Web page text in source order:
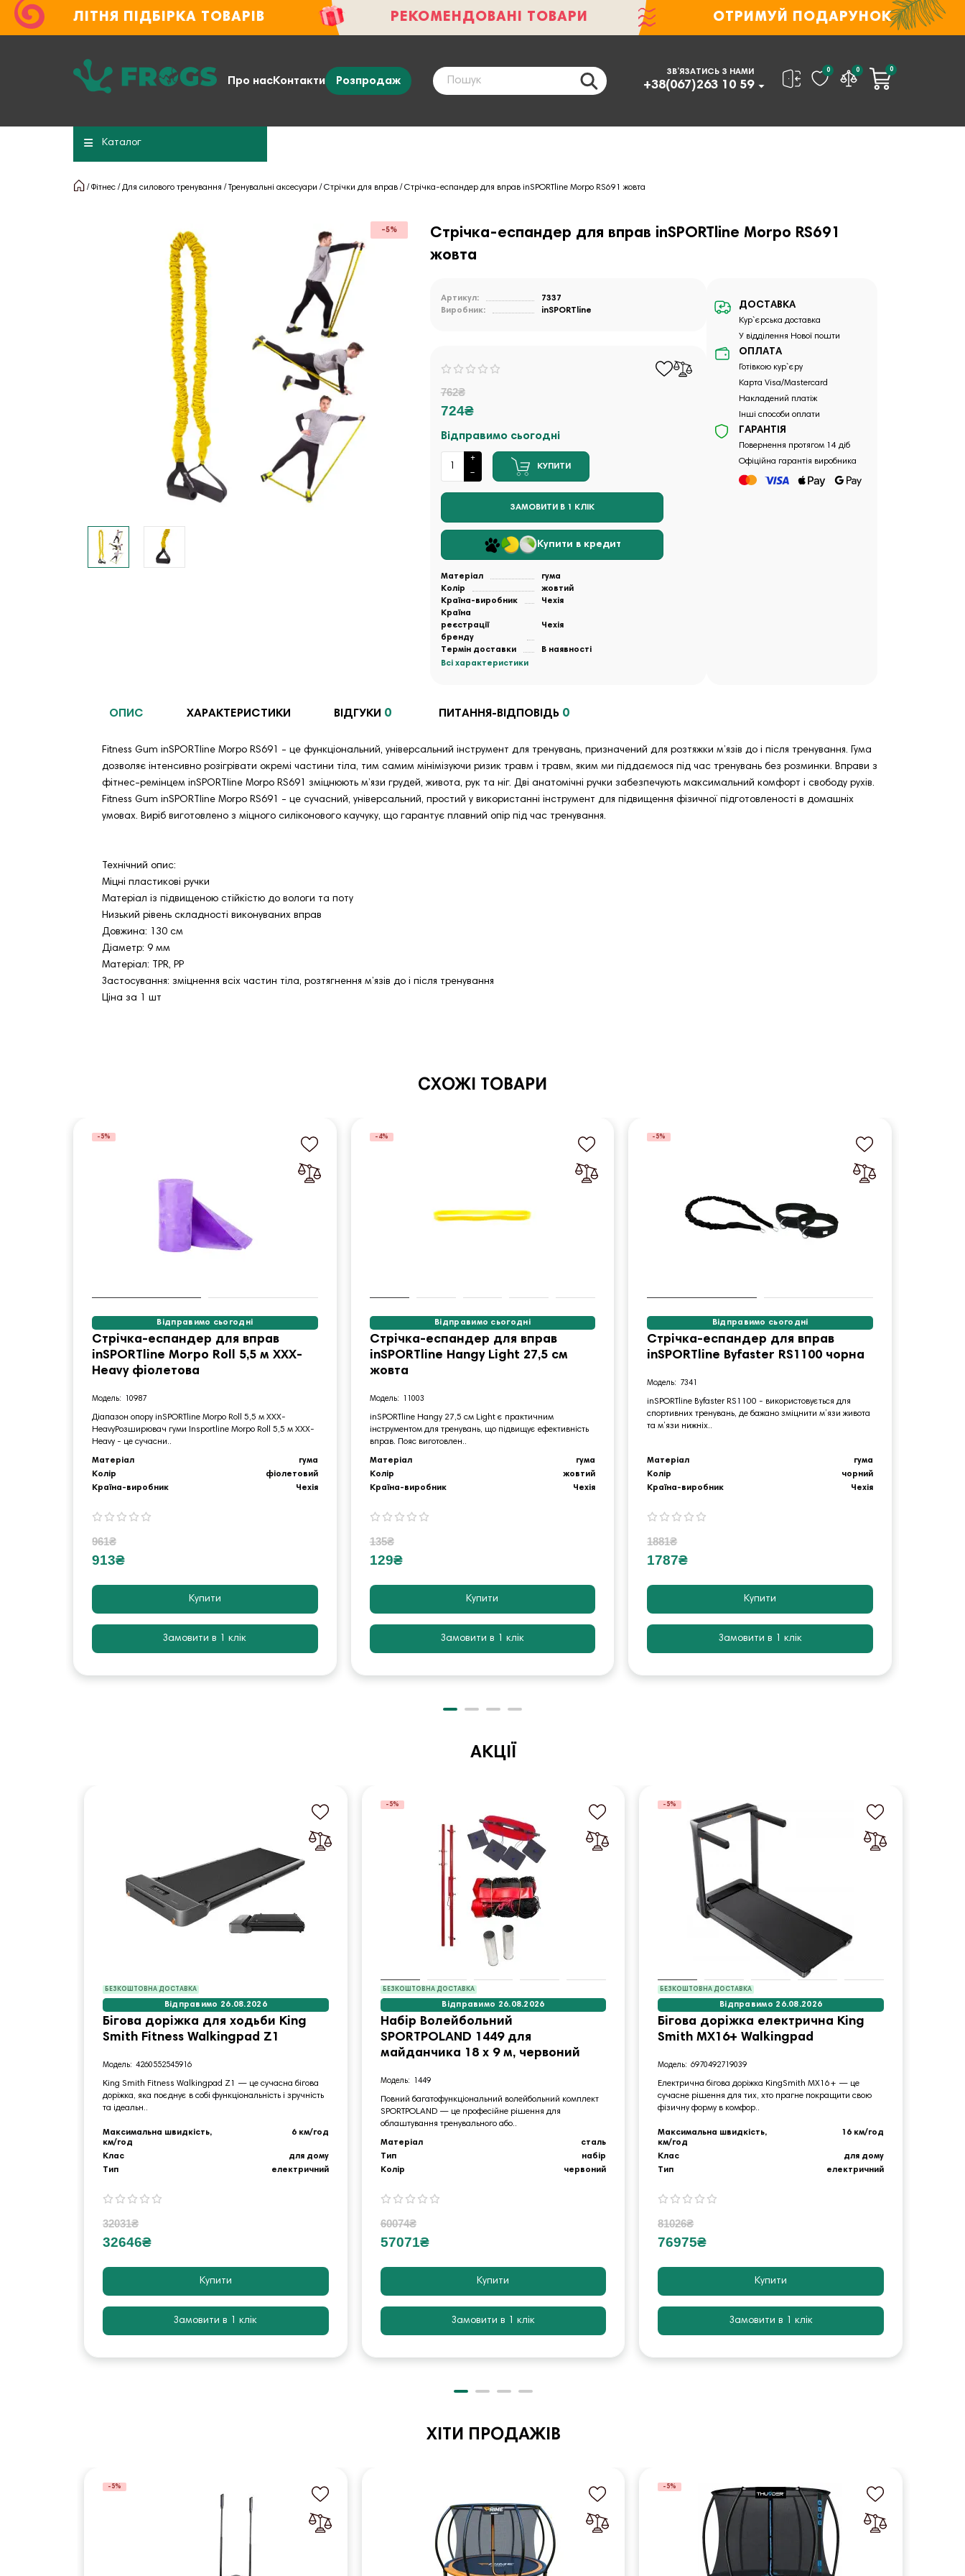
ЛІТНЯ ПІДБІРКА ТОВАРІВ РЕКОМЕНДОВАНІ ТОВАРИ ОТРИМУЙ ПОДАРУНОК
Про насКонтакти Розпродаж
ЗВ’ЯЗАТИСЬ З НАМИ
+38(067)263 10 59
0 0 0
Каталог
Фітнес Для силового тренування Тренувальні аксесуари Стрічки для вправ Стрічка-еспандер для вправ inSPORTline Morpo RS691 жовта
-5%
Стрічка-еспандер для вправ inSPORTline Morpo RS691
жовта
Артикул:
7337
Виробник:
inSPORTline
762₴
724₴
Відправимо сьогодні
КУПИТИ
ЗАМОВИТИ В 1 КЛІК
Купити в кредит
Матеріал
гума
Колір
жовтий
Країна-виробник
Чехія
Країна
реєстрації
бренду
Чехія
Термін доставки
В наявності
Всі характеристики
ДОСТАВКА
Кур`єрська доставка
У відділення Нової пошти
ОПЛАТА
Готівкою кур`єру
Карта Visa/Mastercard
Накладений платіж
Інші способи оплати
ГАРАНТІЯ
Повернення протягом 14 діб
Офіційна гарантія виробника
ОПИС ХАРАКТЕРИСТИКИ ВІДГУКИ 0 ПИТАННЯ-ВІДПОВІДЬ 0
Fitness Gum inSPORTline Morpo RS691 - це функціональний, універсальний інструмент для тренувань, призначений для розтяжки м’язів до і після тренування. Гума
дозволяє інтенсивно розігрівати окремі частини тіла, тим самим мінімізуючи ризик травм і травм, яким ми піддаємося під час тренувань без розминки. Вправи з
фітнес-ремінцем inSPORTline Morpo RS691 зміцнюють м’язи грудей, живота, рук та ніг. Дві анатомічні ручки забезпечують максимальний комфорт і свободу рухів.
Fitness Gum inSPORTline Morpo RS691 - це сучасний, універсальний, простий у використанні інструмент для підвищення фізичної підготовленості в домашніх
умовах. Виріб виготовлено з міцного силіконового каучуку, що гарантує плавний опір під час тренування.
Технічний опис:
Міцні пластикові ручки
Матеріал із підвищеною стійкістю до вологи та поту
Низький рівень складності виконуваних вправ
Довжина: 130 см
Діаметр: 9 мм
Матеріал: TPR, PP
Застосування: зміцнення всіх частин тіла, розтягнення м’язів до і після тренування
Ціна за 1 шт
СХОЖІ ТОВАРИ
-5%
Відправимо сьогодні
Стрічка-еспандер для вправ
inSPORTline Morpo Roll 5,5 м XXX-
Heavy фіолетова
10987
Діапазон опору inSPORTline Morpo Roll 5,5 м XXX-
HeavyРозширювач гуми Insportline Morpo Roll 5,5 м XXX-
Heavy - це сучасни..
Матеріал
гума
Колір
фіолетовий
Країна-виробник
Чехія
961₴
913₴
Купити
Замовити в 1 клік
-4%
Відправимо сьогодні
Стрічка-еспандер для вправ
inSPORTline Hangy Light 27,5 см
жовта
11003
inSPORTline Hangy 27,5 см Light є практичним
інструментом для тренувань, що підвищує ефективність
вправ. Пояс виготовлен..
Матеріал
гума
Колір
жовтий
Країна-виробник
Чехія
135₴
129₴
Купити
Замовити в 1 клік
-5%
Відправимо сьогодні
Стрічка-еспандер для вправ
inSPORTline Byfaster RS1100 чорна
7341
inSPORTline Byfaster RS1100 - використовується для
спортивних тренувань, де бажано зміцнити м’язи живота
та м’язи нижніх..
Матеріал
гума
Колір
чорний
Країна-виробник
Чехія
1881₴
1787₴
Купити
Замовити в 1 клік
АКЦІЇ
БЕЗКОШТОВНА ДОСТАВКА
Відправимо 26.08.2026
Бігова доріжка для ходьби King
Smith Fitness Walkingpad Z1
4260552545916
King Smith Fitness Walkingpad Z1 — це сучасна бігова
доріжка, яка поєднує в собі функціональність і зручність
та ідеальн..
Максимальна швидкість,
км/год
6 км/год
Клас
для дому
Тип
електричний
32031₴
32646₴
Купити
Замовити в 1 клік
БЕЗКОШТОВНА ДОСТАВКА
-5%
Відправимо 26.08.2026
Набір Волейбольний
SPORTPOLAND 1449 для
майданчика 18 х 9 м, червоний
1449
Повний багатофункціональний волейбольний комплект
SPORTPOLAND — це професійне рішення для
облаштування тренувального або..
Матеріал
сталь
Тип
набір
Колір
червоний
60074₴
57071₴
Купити
Замовити в 1 клік
БЕЗКОШТОВНА ДОСТАВКА
-5%
Відправимо 26.08.2026
Бігова доріжка електрична King
Smith MX16+ Walkingpad
6970492719039
Електрична бігова доріжка KingSmith MX16+ — це
сучасне рішення для тих, хто прагне покращити свою
фізичну форму в комфор..
Максимальна швидкість,
км/год
16 км/год
Клас
для дому
Тип
електричний
81026₴
76975₴
Купити
Замовити в 1 клік
ХІТИ ПРОДАЖІВ
-5% -5%